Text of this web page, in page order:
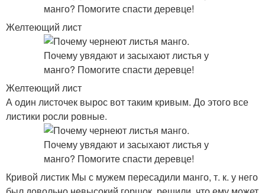
Желтеющий лист
Желтеющий лист
А один листочек вырос вот таким кривым. До этого все
листики росли ровные.
Кривой листик Мы с мужем пересадили манго, т. к. у него